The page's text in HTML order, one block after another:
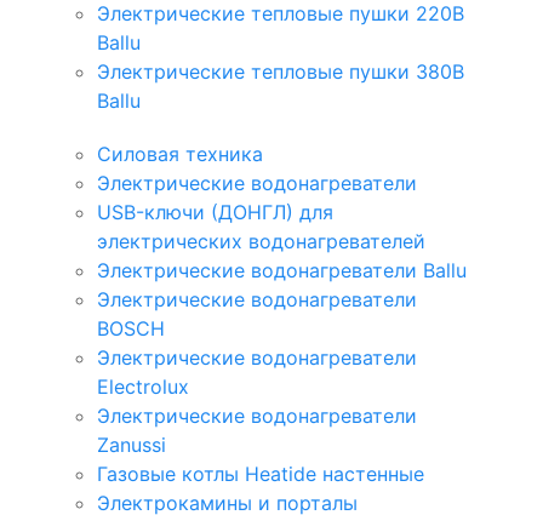
Электрические тепловые пушки 220В
Ballu
Электрические тепловые пушки 380В
Ballu
Силовая техника
Электрические водонагреватели
USB-ключи (ДОНГЛ) для
электрических водонагревателей
Электрические водонагреватели Ballu
Электрические водонагреватели
BOSCH
Электрические водонагреватели
Electrolux
Электрические водонагреватели
Zanussi
Газовые котлы Heatide настенные
Электрокамины и порталы